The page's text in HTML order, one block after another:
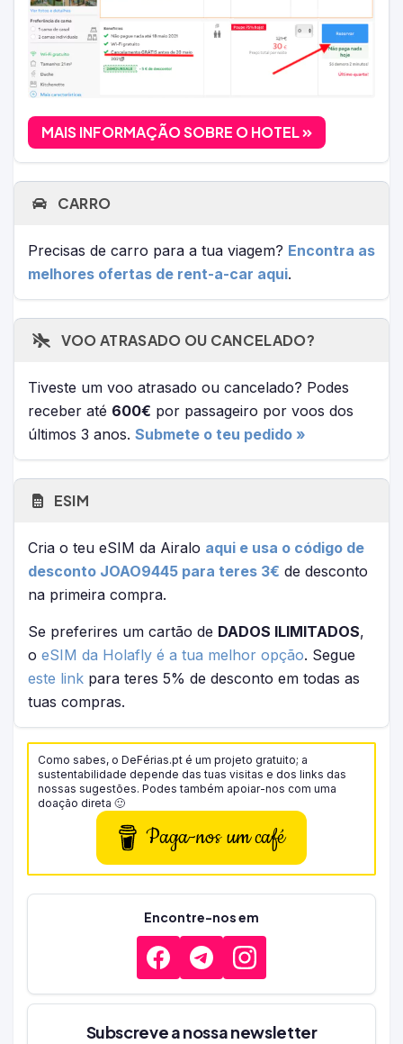
MAIS INFORMAÇÃO SOBRE O HOTEL
CARRO
Precisas de carro para a tua viagem? Encontra as
melhores ofertas de rent-a-car aqui.
VOO ATRASADO OU CANCELADO?
Tiveste um voo atrasado ou cancelado? Podes
receber até 600€ por passageiro por voos dos
últimos 3 anos. Submete o teu pedido »
ESIM
Cria o teu eSIM da Airalo aqui e usa o código de
desconto JOAO9445 para teres 3€ de desconto
na primeira compra.
Se preferires um cartão de DADOS ILIMITADOS,
o eSIM da Holafly é a tua melhor opção. Segue
este link para teres 5% de desconto em todas as
tuas compras.
Como sabes, o DeFérias.pt é um projeto gratuito; a
sustentabilidade depende das tuas visitas e dos links das
nossas sugestões. Podes também apoiar-nos com uma
doação direta 🙂
Paga-nos um café
Encontre-nos em
Subscreve a nossa newsletter